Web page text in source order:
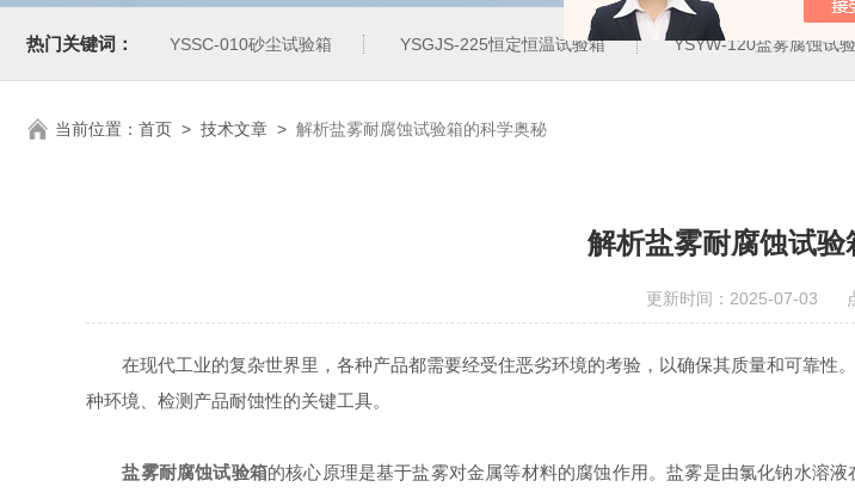
热门关键词： YSSC-010砂尘试验箱 YSGJS-225恒定恒温试验箱 YSYW-120盐雾腐蚀试
当前位置： 首页 > 技术文章 > 解析盐雾耐腐蚀试验箱的科学奥秘
解析盐雾耐腐蚀试验
更新时间：2025-07-03
在现代工业的复杂世界里，各种产品都需要经受住恶劣环境的考验，以确保其质量和可靠性
种环境、检测产品耐蚀性的关键工具。
盐雾耐腐蚀试验箱的核心原理是基于盐雾对金属等材料的腐蚀作用。盐雾是由氯化钠水溶